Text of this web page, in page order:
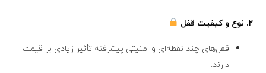
۲. نوع و کیفیت قفل
قفل‌های چند نقطه‌ای و امنیتی پیشرفته تأثیر زیادی بر قیمت
دارند.